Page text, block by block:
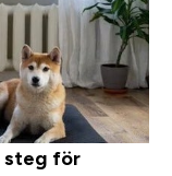
steg för